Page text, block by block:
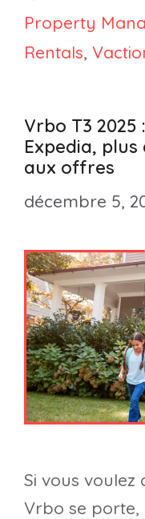
Property
Rentals,
Vrbo T3 2025
Expedia,
aux offres
décembre 5,
Si vous
Vrbo se